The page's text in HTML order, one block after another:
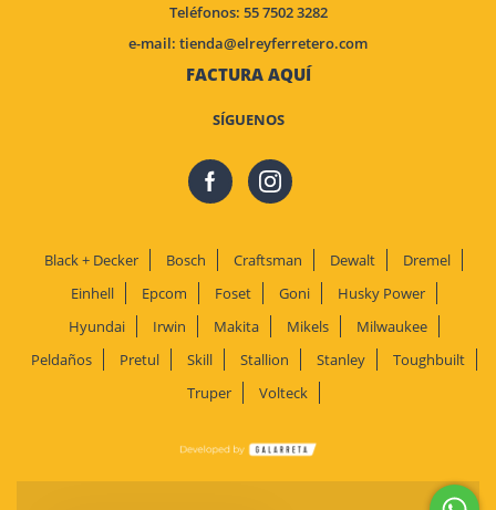
Teléfonos: 55 7502 3282
e-mail: tienda@elreyferretero.com
FACTURA AQUÍ
SÍGUENOS
Black + Decker Bosch Craftsman Dewalt
Dremel
Einhell
Epcom Foset Goni
Husky Power
Hyundai
Irwin Makita Mikels
Milwaukee
Peldaños
Pretul Skill Stallion Stanley
Toughbuilt
Truper
Volteck